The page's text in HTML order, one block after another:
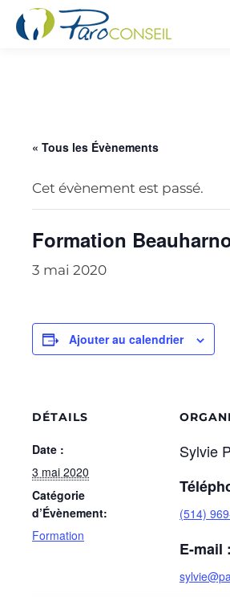
« Tous les Évènements
Cet évènement est passé.
Formation
3 mai 2020
Ajouter au calendrier
DÉTAILS
Date :
3 mai 2020
Catégorie
d’Évènement:
Formation
Sylvie
(514)
E-mail :